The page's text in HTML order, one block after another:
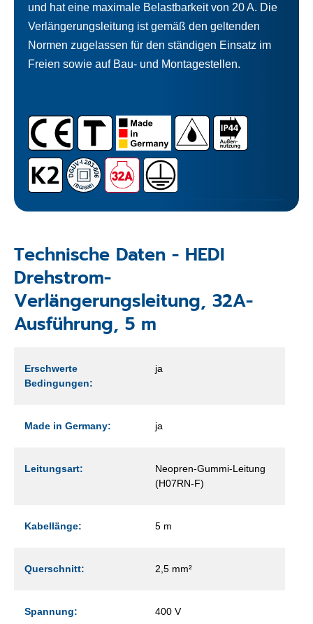
und hat eine maximale Belastbarkeit von 20 A. Die
Verlängerungsleitung ist gemäß den geltenden
Normen zugelassen für den ständigen Einsatz im
Freien sowie auf Bau- und Montagestellen.
Technische Daten - HEDI
Drehstrom-
Verlängerungsleitung, 32A-
Ausführung, 5 m
Erschwerte
Bedingungen:
ja
Made in Germany: ja
Leitungsart:
Neopren-Gummi-Leitung
(H07RN-F)
Kabellänge: 5 m
Querschnitt: 2,5 mm²
Spannung: 400 V